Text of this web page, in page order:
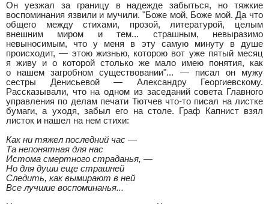
Он уезжал за границу в надежде забыться, но тяжкие
воспоминания язвили и мучили. "Боже мой, Боже мой. Да что
общего между стихами, прозой, литературой, целым
внешним миром и тем... страшным, невыразимо
невыносимым, что у меня в эту самую минуту в душе
происходит, — этою жизнью, которою вот уже пятый месяц
я живу и о которой столько же мало имею понятия, как
о нашем загробном существовании"... — писал он мужу
сестры Денисьевой — Александру Георгиевскому.
Рассказывали, что на одном из заседаний совета Главного
управления по делам печати Тютчев что-то писал на листке
бумаги, а уходя, забыл его на столе. Граф Капнист взял
листок и нашел на нем стихи:
Как ни тяжел последний час —
Та непонятная для нас
Истома смертного страданья, —
Но для души еще страшней
Следить, как вымирают в ней
Все лучшие воспоминанья...